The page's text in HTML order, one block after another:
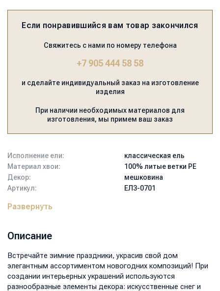
Если понравившийся вам товар закончился
Свяжитесь с нами по номеру телефона
+7 905 444 58 58
и сделайте индивидуальный заказ на изготовление
изделия
При наличии необходимых материалов для
изготовления, мы примем ваш заказ
Исполнение ели:
классическая ель
Материал хвои:
100% литые ветки PE
Декор:
мешковина
Артикул:
ЕЛ3-0701
Цвет:
Диаметр нижнего ряда, см:
Размер коробки, мм:
200х200х700
Объем, м3:
0,028
Развернуть
Описание
Встречайте зимние праздники, украсив свой дом
элегантным ассортиментом новогодних композиций! При
создании интерьерных украшений используются
разнообразные элементы декора: искусственные снег и